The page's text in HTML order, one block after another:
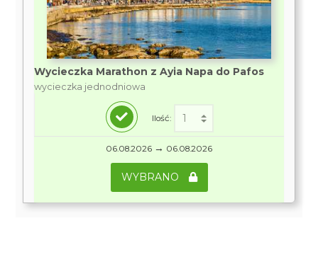
Wycieczka Marathon z Ayia Napa do Pafos
wycieczka jednodniowa
Ilość:
06.08.2026 → 06.08.2026
WYBRANO